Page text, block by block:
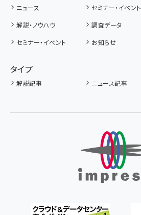
ニュース セミナー・イベント
解説・ノウハウ
調査データ
セミナー・イベント
お知らせ
タイプ
解説記事 ニュース記事